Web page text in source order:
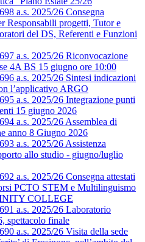
a.s. 2025/26 Consegna
Responsabili progetti, Tutor e
del DS, Referenti e Funzioni
a.s. 2025/26 Riconvocazione
4A BS 15 giugno ore 10:00
a.s. 2025/26 Sintesi indicazioni
l’applicativo ARGO
a.s. 2025/26 Integrazione punti
15 giugno 2026
a.s. 2025/26 Assemblea di
anno 8 Giugno 2026
a.s. 2025/26 Assistenza
allo studio - giugno/luglio
a.s. 2025/26 Consegna attestati
PCTO STEM e Multilinguismo
COLLEGE
a.s. 2025/26 Laboratorio
spettacolo finale
a.s. 2025/26 Visita della sede